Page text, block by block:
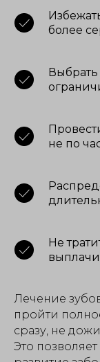
более
не по
Не
Лечение
пройти
сразу, не
Это